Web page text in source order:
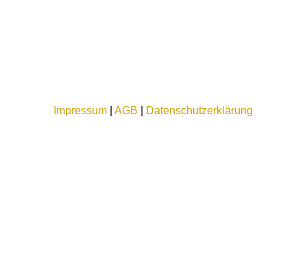
Impressum |AGB Datenschutzerklärung